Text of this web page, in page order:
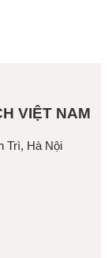
VIỆT NAM
Trì, Hà Nội